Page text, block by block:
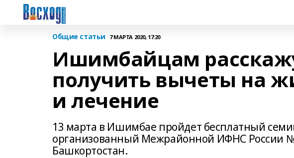
Общие статьи 7 МАРТА 2020, 17:20
Ишимбайцам
получить вычеты на
и лечение
13 марта в Ишимбае пройдет бесплатный
организованный Межрайонной ИФНС России №
Башкортостан.